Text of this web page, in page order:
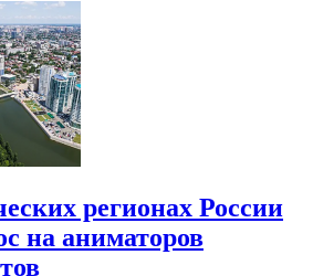
регионах России
на аниматоров